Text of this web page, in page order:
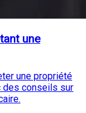
une
une propriété
des conseils sur